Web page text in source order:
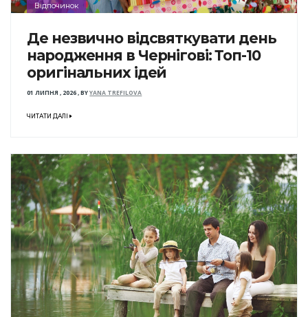
Відпочинок
Де незвично відсвяткувати день
народження в Чернігові: Топ-10
оригінальних ідей
01 ЛИПНЯ , 2026,BYYANA TREFILOVA
ЧИТАТИ ДАЛІ